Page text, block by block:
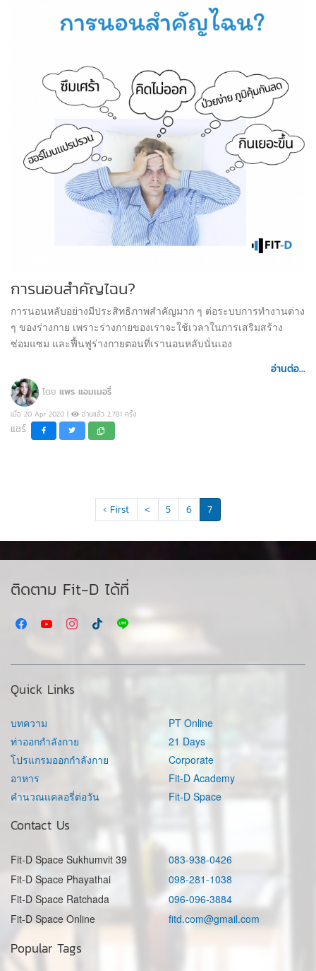
การนอนสำคัญไฉน?
การนอนหลับอย่างมีประสิทธิภาพสำคัญมาก ๆ ต่อระบบการทำงานต่าง
ๆ ของร่างกาย เพราะร่างกายของเราจะใช้เวลาในการเสริมสร้าง
ซ่อมแซม และฟื้นฟูร่างกายตอนที่เรานอนหลับนั่นเอง
อ่านต่อ...
โดย แพร แอมเมอรี่
เมื่อ 20 Apr 2020 | อ่านแล้ว 2,781 ครั้ง
แชร์
‹ First < 5 6 7
ติดตาม Fit-D ได้ที่
Quick Links
บทความ
ท่าออกกำลังกาย
โปรแกรมออกกำลังกาย
อาหาร
คำนวณแคลอรี่ต่อวัน
PT Online
21 Days
Corporate
Fit-D Academy
Fit-D Space
Contact Us
Fit-D Space Sukhumvit 39
083-938-0426
Fit-D Space Phayathai
098-281-1038
Fit-D Space Ratchada
096-096-3884
Fit-D Space Online
fitd.com@gmail.com
Popular Tags